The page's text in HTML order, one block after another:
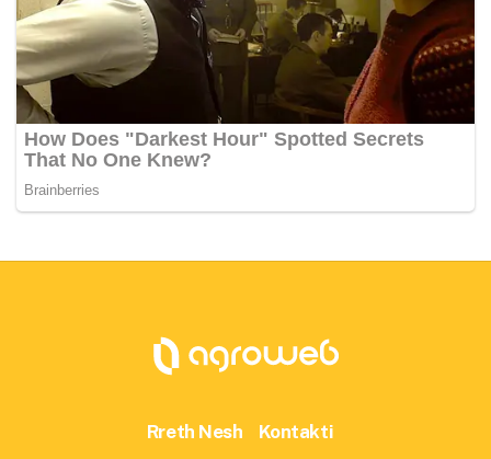
Rreth Nesh Kontakti